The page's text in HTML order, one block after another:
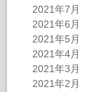
2021年7月
2021年6月
2021年5月
2021年4月
2021年3月
2021年2月